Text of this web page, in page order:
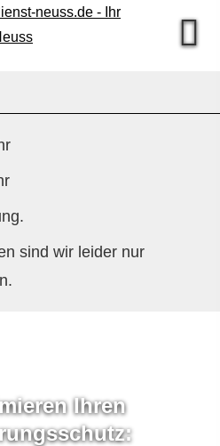
sind wir leider nur
Ihren